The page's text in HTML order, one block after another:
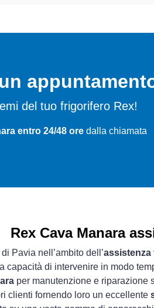
del tuo frigorifero Rex!
entro 24/48 oredalla chiamata
Rex Cava Manara
Pavia nell’ambito dell’assistenza
capacità di intervenire in modo
per manutenzione e riparazione
clienti fornendo loro un eccellente